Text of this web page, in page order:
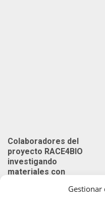
Colaboradores del
proyecto RACE4BIO
investigando
materiales con
biodegradables y